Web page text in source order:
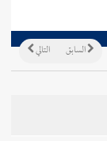
التالي السابق